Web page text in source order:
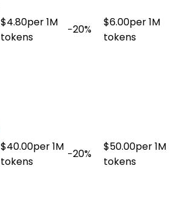
$4.80per 1M
tokens
−20%
$6.00per 1M
tokens
$40.00per 1M
tokens
−20%
$50.00per 1M
tokens